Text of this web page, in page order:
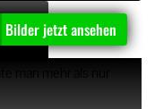
"
Bilder jetzt ansehen